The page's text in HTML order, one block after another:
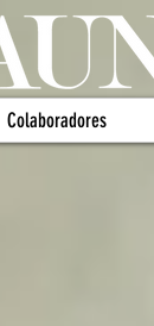
Colaboradores